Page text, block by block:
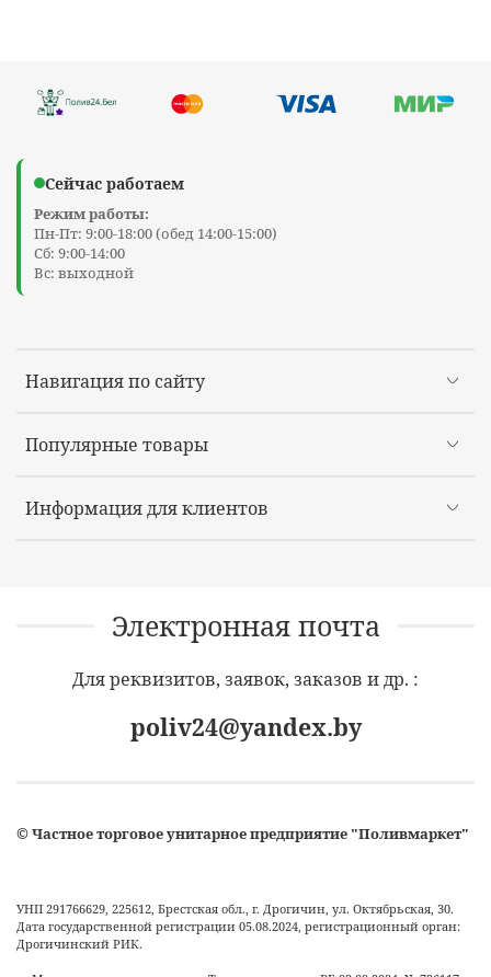
Навигация по сайту
Популярные товары
Информация для клиентов
Сейчас работаем
Режим работы:
Пн-Пт: 9:00-18:00 (обед 14:00-15:00)
Сб: 9:00-14:00
Вс: выходной
Электронная почта
Для реквизитов, заявок, заказов и др. :
poliv24@yandex.by
©Частное торговое унитарное предприятие "Поливмаркет"
УНП 291766629, 225612, Брестская обл., г. Дрогичин, ул. Октябрьская, 30.
Дата государственной регистрации 05.08.2024, регистрационный орган:
Дрогичинский РИК.